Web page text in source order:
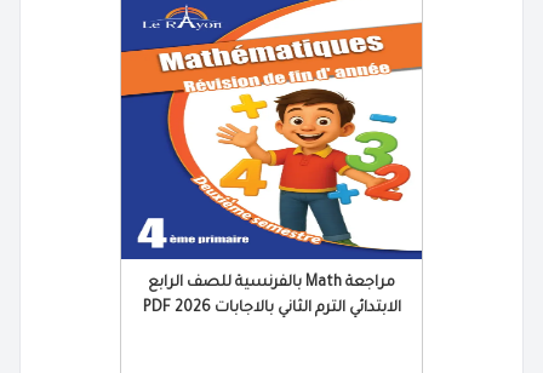
مراجعة Math بالفرنسية للصف الرابع
الابتدائي الترم الثاني بالاجابات 2026 PDF